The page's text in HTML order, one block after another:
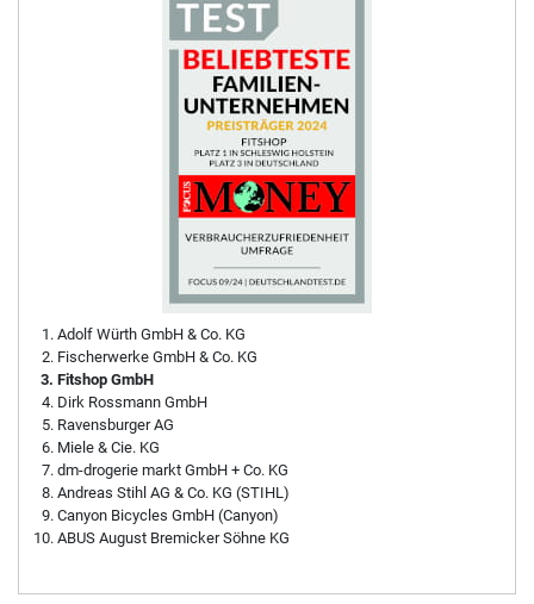
Adolf Würth GmbH & Co. KG
Fischerwerke GmbH & Co. KG
Fitshop GmbH
Dirk Rossmann GmbH
Ravensburger AG
Miele & Cie. KG
dm-drogerie markt GmbH + Co. KG
Andreas Stihl AG & Co. KG (STIHL)
Canyon Bicycles GmbH (Canyon)
ABUS August Bremicker Söhne KG